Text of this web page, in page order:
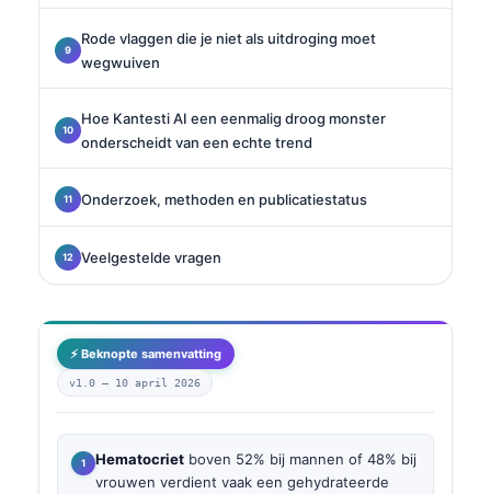
Rode vlaggen die je niet als uitdroging moet
wegwuiven
Hoe Kantesti AI een eenmalig droog monster
onderscheidt van een echte trend
Onderzoek, methoden en publicatiestatus
Veelgestelde vragen
⚡ Beknopte samenvatting
v1.0 — 10 april 2026
Hematocriet boven 52% bij mannen of 48% bij
vrouwen verdient vaak een gehydrateerde